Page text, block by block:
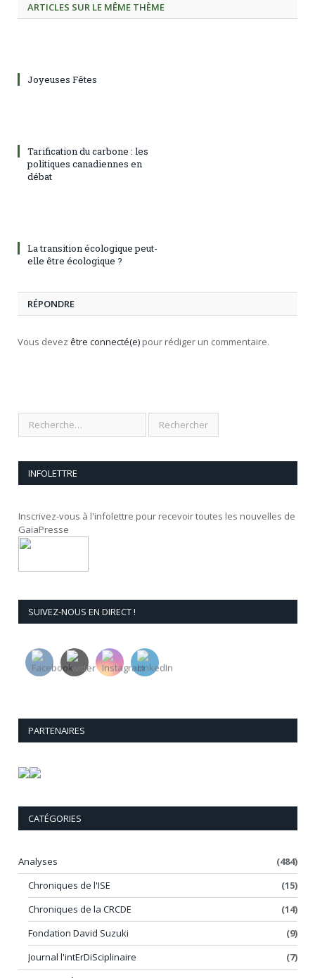
ARTICLES SUR LE MÊME THÈME
Joyeuses Fêtes
Tarification du carbone : les
politiques canadiennes en
débat
La transition écologique peut-
elle être écologique ?
RÉPONDRE
Vous devez être connecté(e) pour rédiger un commentaire.
INFOLETTRE
Inscrivez-vous à l'infolettre pour recevoir toutes les nouvelles de
GaïaPresse
SUIVEZ-NOUS EN DIRECT !
PARTENAIRES
CATÉGORIES
Analyses
(484)
Chroniques de l'ISE
(15)
Chroniques de la CRCDE
(14)
Fondation David Suzuki
(9)
Journal l'intErDiSciplinaire
(7)